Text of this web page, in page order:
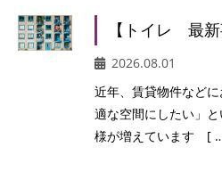
【トイレ 最新
2026.08.01
近年、賃貸物件など
適な空間にしたい」
様が増えています [